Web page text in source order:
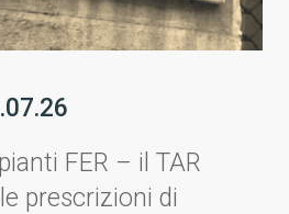
FER – il TAR
prescrizioni di